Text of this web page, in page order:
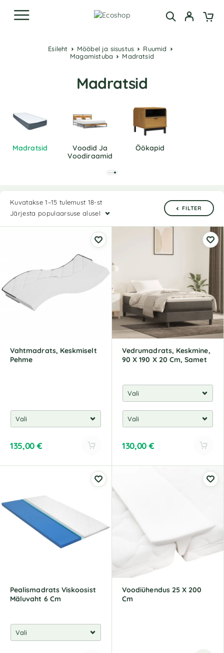
Esileht Mööbel ja sisustus
Ruumid
Magamistuba
Madratsid
Madratsid
Madratsid
Voodid Ja
Voodiraamid
Öökapid
Kuvatakse 1–15 tulemust 18-st
Järjesta populaarsuse alusel
FILTER
Vahtmadrats, Keskmiselt
Pehme
135,00 €
Vedrumadrats, Keskmine,
90 X 190 X 20 Cm, Samet
130,00 €
Pealismadrats Viskoosist
Mäluvaht 6 Cm
Voodiühendus 25 X 200
Cm